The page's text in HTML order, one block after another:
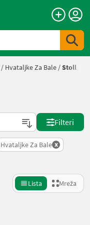
/ Hvataljke Za Bale /Stoll
Filteri
Hvataljke Za Bale x
Lista Mreža